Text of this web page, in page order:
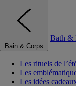
Bain & Corps
Bath &
Les rituels de
Les
Les idées